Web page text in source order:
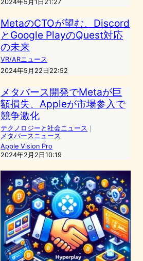
2024年5月1日21:27
MetaのCTOが望む、Discord
とGoogle PlayのQuest対応
の未来
VR/ARニュース
2024年5月22日22:52
メタバース開発でMetaが巨
額損失、Appleが市場参入で
競争激化
テクノロジーと社会ニュース ｜
メタバースニュース
Apple Vision Pro
2024年2月2日10:19